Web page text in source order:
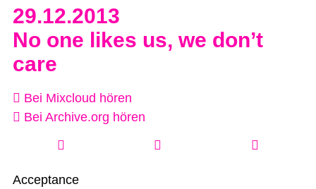
29.12.2013
No one likes us, we don’t
care
Bei Mixcloud hören
Bei Archive.org hören
Acceptance